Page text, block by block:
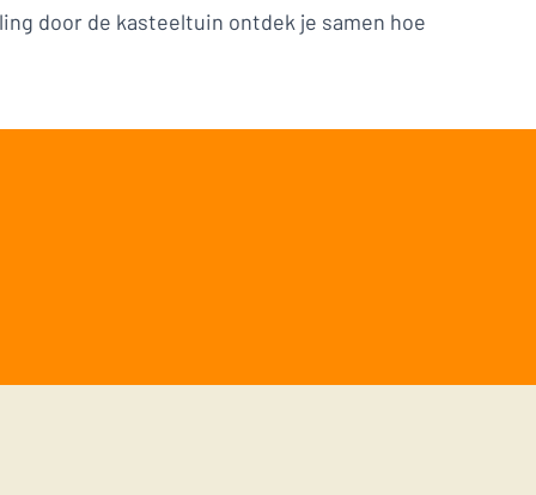
door de kasteeltuin ontdek je samen hoe